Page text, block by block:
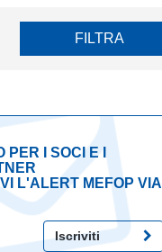
FILTRA
PER I SOCI E I
L'ALERT MEFOP VIA
Iscriviti